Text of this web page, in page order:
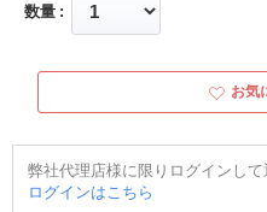
数量
お気
弊社代理店様に限りログインし
ログインはこちら